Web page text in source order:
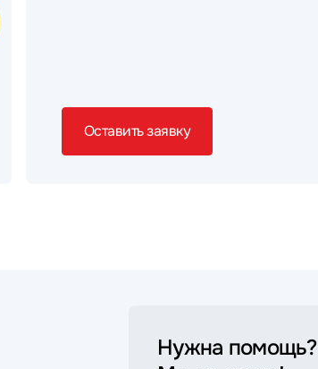
Оставить заявку
Нужна помощь?